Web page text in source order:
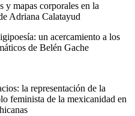
y mapas corporales en la
Adriana Calatayud
un acercamiento a los
de Belén Gache
la representación de la
feminista de la mexicanidad en